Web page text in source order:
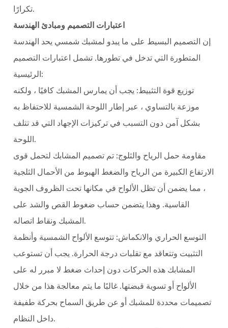
تكرارًا.
اعتبارات التصميم ومبادئ الهندسة
إن التصميم البسيط على ما يبدو لمشبك شمسي يحد الهندسة
المتطورة التي تدخل في تطورها. تشمل اعتبارات التصميم
الرئيسية:
توزيع قوة التثبيط: يجب أن يمارس المشبك كافيًا ، ولكنه
موزعة بالتساوي ، عبر إطار اللوحة الشمسية للاحتفاظ به
بشكل آمن دون التسبب في تركيزات الإجهاد التي قد تتلف
اللوحة.
مقاومة حمل الرياح والثلوج: تم تصميم المشابك لتحمل قوى
الارتفاع الكبيرة من الرياح والضغط الهبوط من الأحمال الثلجية
، مما يضمن أن تظل الألواح في مكانها تحت الظروف الجوية
القاسية. وهذا يتضمن حساب ضغوط القص والشد على
المشبك ونقاط اتصاله.
التوسع الحراري والانكماش: تتوسع الألواح الشمسية وأنظمة
التثبيت وتتعاقد مع تقلبات درجة الحرارة. يجب أن تستوعب
المشابك هذه الحركات دون إحداث ضغط لا مبرر له على
الألواح أو تسوية قبضتها. غالبًا ما يتم معالجة هذا من خلال
تصميمات محددة للمشبك أو عن طريق السماح بحركة طفيفة
داخل النظام.